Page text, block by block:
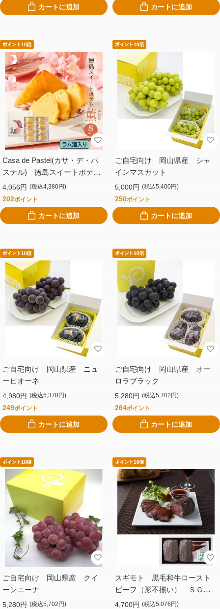
カートに追加 カートに追加
Casa de Pastel(カサ・デ・パ
ステル) 徳島スイートポテト
（８個入り・ラム酒）
4,056円 (税込4,380円)
202ポイント
カートに追加
ご自宅向け 岡山県産 シャ
インマスカット
5,000円 (税込5,400円)
250ポイント
カートに追加
ご自宅向け 岡山県産 ニュ
ーピオーネ
4,980円 (税込5,378円)
249ポイント
カートに追加
ご自宅向け 岡山県産 オー
ロラブラック
5,280円 (税込5,702円)
264ポイント
カートに追加
ご自宅向け 岡山県産 クイ
ーンニーナ
5,280円 (税込5,702円)
スギモト 黒毛和牛ロースト
ビーフ（形不揃い） ＳＧＩ
Ｙー２５０Ｆ
4,700円 (税込5,076円)